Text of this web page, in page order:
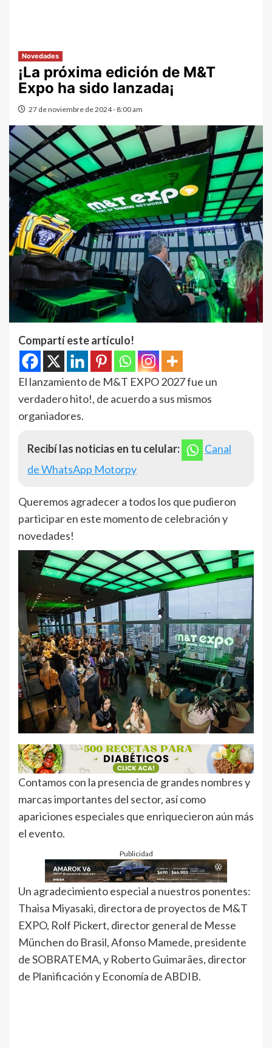
Novedades
¡La próxima edición de M&T
Expo ha sido lanzada¡
27 de noviembre de 2024 - 8:00 am
Compartí este artículo!
El lanzamiento de M&T EXPO 2027 fue un
verdadero hito!, de acuerdo a sus mismos
organiadores.
Recibí las noticias en tu celular:
Canal
de WhatsApp Motorpy
Queremos agradecer a todos los que pudieron
participar en este momento de celebración y
novedades!
Contamos con la presencia de grandes nombres y
marcas importantes del sector, así como
apariciones especiales que enriquecieron aún más
el evento.
Publicidad
Un agradecimiento especial a nuestros ponentes:
Thaisa Miyasaki, directora de proyectos de M&T
EXPO, Rolf Pickert, director general de Messe
München do Brasil, Afonso Mamede, presidente
de SOBRATEMA, y Roberto Guimarães, director
de Planificación y Economía de ABDIB.